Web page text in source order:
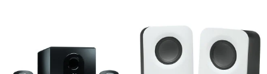
Servere & Componente
Componente Server